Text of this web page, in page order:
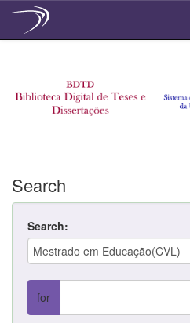
Search
Search:
for